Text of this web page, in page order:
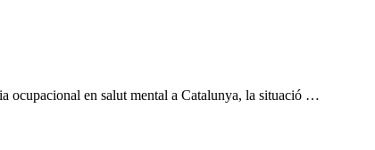
ocupacional en salut mental a Catalunya, la situació …